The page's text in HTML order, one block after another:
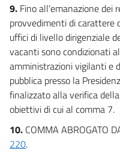
9. Fino all'emanazione dei
provvedimenti di carattere
uffici di livello dirigenziale
vacanti sono condizionati
amministrazioni vigilanti e
pubblica presso la
finalizzato alla verifica
obiettivi di cui al comma 7.
10. COMMA ABROGATO
220.